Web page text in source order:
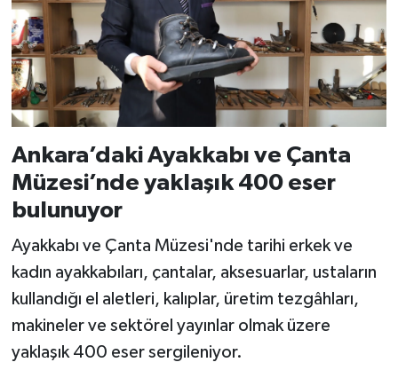
Ankara’daki Ayakkabı ve Çanta
Müzesi’nde yaklaşık 400 eser
bulunuyor
Ayakkabı ve Çanta Müzesi'nde tarihi erkek ve
kadın ayakkabıları, çantalar, aksesuarlar, ustaların
kullandığı el aletleri, kalıplar, üretim tezgâhları,
makineler ve sektörel yayınlar olmak üzere
yaklaşık 400 eser sergileniyor.